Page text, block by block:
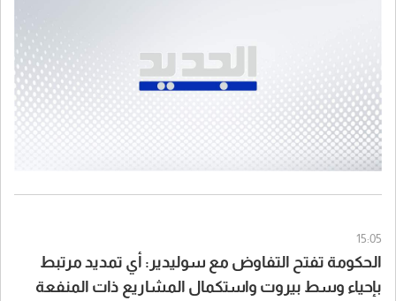
15:05
الحكومة تفتح التفاوض مع سوليدير: أي تمديد مرتبط
بإحياء وسط بيروت واستكمال المشاريع ذات المنفعة